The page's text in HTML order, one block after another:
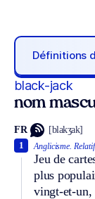
Définitions
black-jack
nom
FR [blakʒak]
Anglicisme.
Jeu de
plus
vingt-et-un,
1